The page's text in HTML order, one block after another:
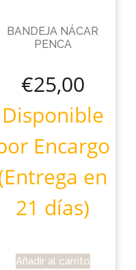
BANDEJA NÁCAR
PENCA
€25,00
Disponible
Encargo
en
21 días)
Añadir al carrito